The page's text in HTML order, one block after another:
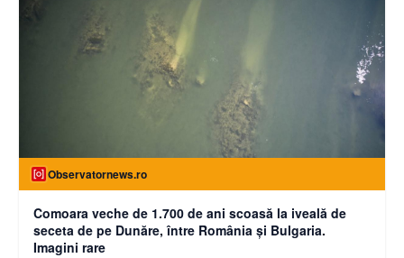
Observatornews.ro
Comoara veche de 1.700 de ani scoasă la iveală de
seceta de pe Dunăre, între România şi Bulgaria.
Imagini rare